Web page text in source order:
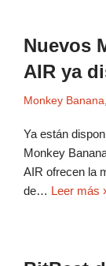
Nuevos
AIR ya
Monkey Banana
Ya están
Monkey
AIR ofrecen la
de… Leer más